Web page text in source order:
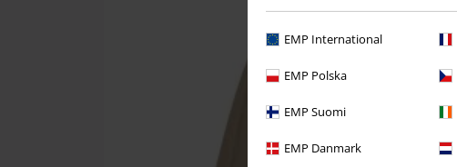
EMP International
EMP Polska
EMP Suomi
EMP Danmark